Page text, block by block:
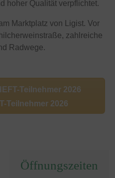
hoher Qualität verpflichtet.
Marktplatz von Ligist. Vor
zahlreiche
Radwege.
Teilnehmer 2026
Öffnungszeiten